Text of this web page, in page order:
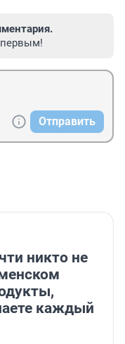
Отправить
никто не
каждый